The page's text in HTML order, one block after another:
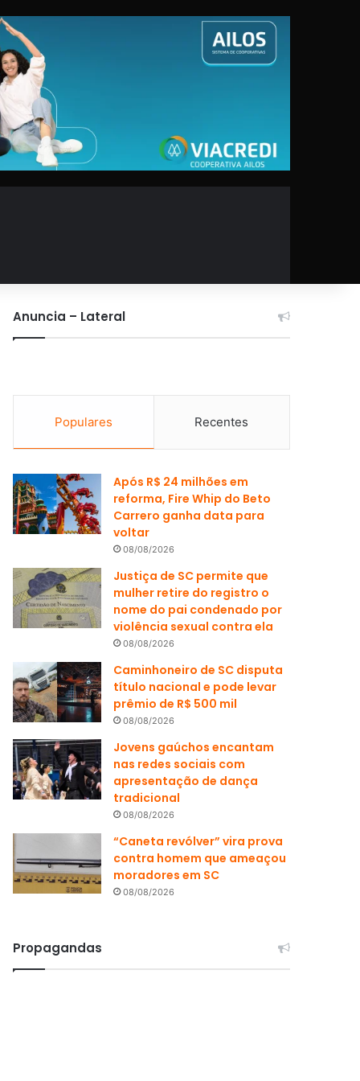
Anuncia – Lateral
Populares Recentes
Após R$ 24 milhões em
reforma, Fire Whip do Beto
Carrero ganha data para
voltar
08/08/2026
Justiça de SC permite que
mulher retire do registro o
nome do pai condenado por
violência sexual contra ela
08/08/2026
Caminhoneiro de SC disputa
título nacional e pode levar
prêmio de R$ 500 mil
08/08/2026
Jovens gaúchos encantam
nas redes sociais com
apresentação de dança
tradicional
08/08/2026
“Caneta revólver” vira prova
contra homem que ameaçou
moradores em SC
08/08/2026
Propagandas